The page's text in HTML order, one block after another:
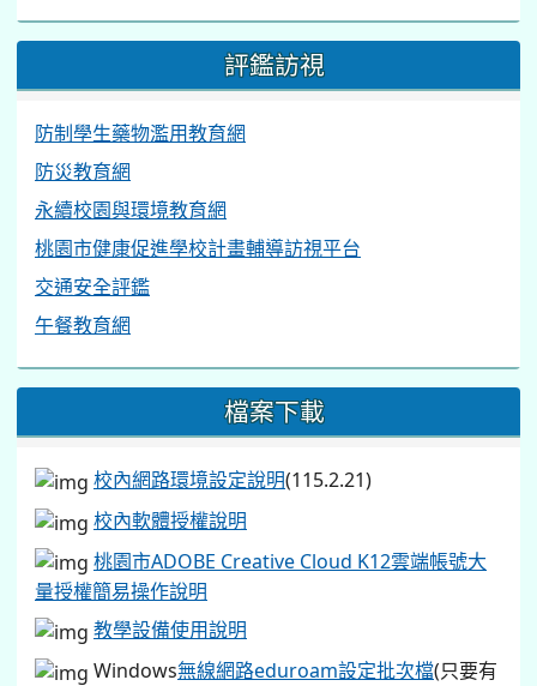
評鑑訪視
防制學生藥物濫用教育網
防災教育網
永續校園與環境教育網
桃園市健康促進學校計畫輔導訪視平台
交通安全評鑑
午餐教育網
檔案下載
校內網路環境設定說明(115.2.21)
校內軟體授權說明
桃園市ADOBE Creative Cloud K12雲端帳號大
量授權簡易操作說明
教學設備使用說明
Windows無線網路eduroam設定批次檔(只要有